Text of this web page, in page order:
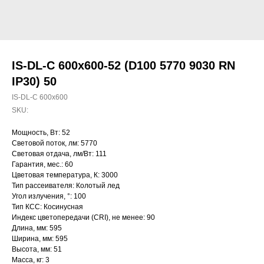
IS-DL-C 600x600-52 (D100 5770 9030 RN
IP30) 50
IS-DL-C 600x600
SKU:
Мощность, Вт: 52
Световой поток, лм: 5770
Световая отдача, лм/Вт: 111
Гарантия, мес.: 60
Цветовая температура, К: 3000
Тип рассеивателя: Колотый лед
Угол излучения, °: 100
Тип КСС: Косинусная
Индекс цветопередачи (CRI), не менее: 90
Длина, мм: 595
Ширина, мм: 595
Высота, мм: 51
Масса, кг: 3